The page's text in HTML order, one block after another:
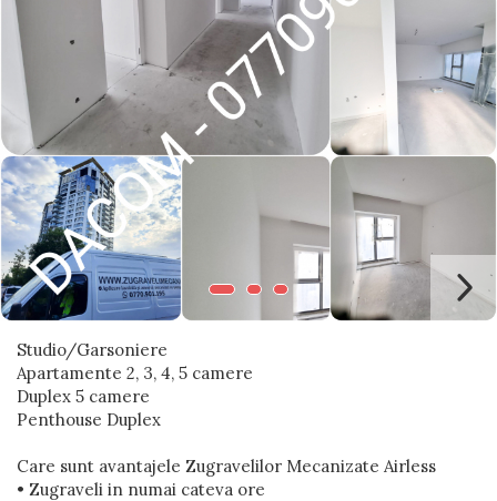
Blocuri
Cabinet Stomatologic
Cladiri Birouri
Fabrici Industriale
Garsoniera
Laborator Medical
Magazin Mall
Penthouse
Resort & Hotel
Restaurante
Spatii Comerciale
Școli Si Gradinițe
Studio/Garsoniere
Apartamente 2, 3, 4, 5 camere
Duplex 5 camere
Penthouse Duplex
Care sunt avantajele Zugravelilor Mecanizate Airless
• Zugraveli in numai cateva ore